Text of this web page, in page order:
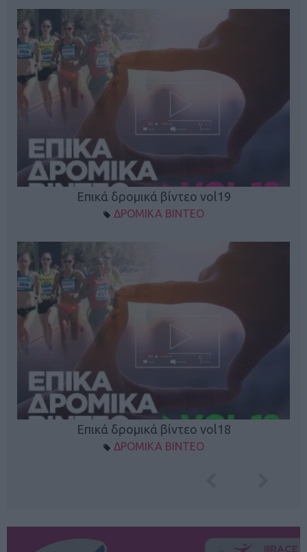
Επικά δρομικά βίντεο vol19
ΔΡΟΜΙΚΑ ΒΙΝΤΕΟ
Επικά δρομικά βίντεο vol18
ΔΡΟΜΙΚΑ ΒΙΝΤΕΟ